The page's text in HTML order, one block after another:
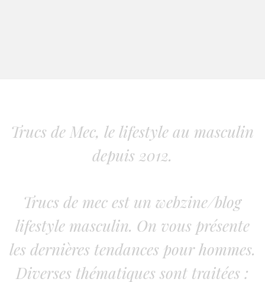
Trucs de Mec, le lifestyle au masculin
depuis 2012.
Trucs de mec est un webzine/blog
lifestyle masculin. On vous présente
les dernières tendances pour hommes.
Diverses thématiques sont traitées :